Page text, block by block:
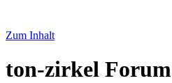
Zum Inhalt
ton-zirkel Forum